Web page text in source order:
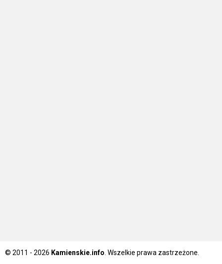
© 2011 - 2026 Kamienskie.info . Wszelkie prawa zastrzeżone.